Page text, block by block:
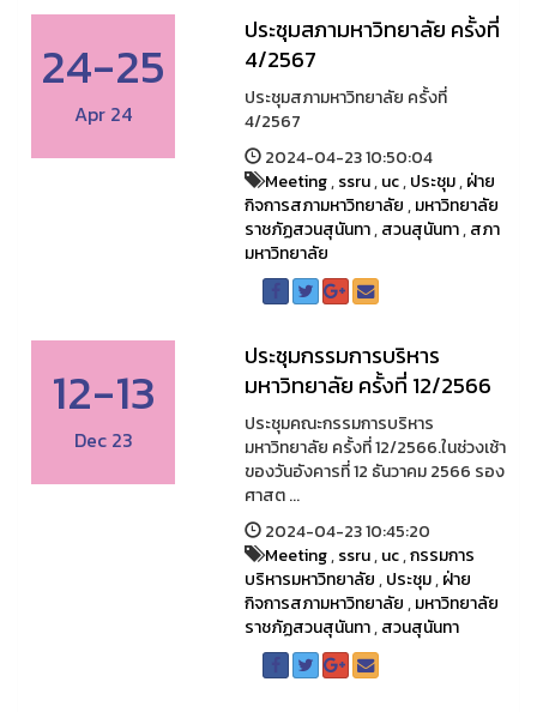
24-25
Apr 24
ประชุมสภามหาวิทยาลัย ครั้งที่
4/2567
ประชุมสภามหาวิทยาลัย ครั้งที่
4/2567
2024-04-23 10:50:04
Meeting,ssru,uc,ประชุม,ฝ่าย
กิจการสภามหาวิทยาลัย,มหาวิทยาลัย
ราชภัฏสวนสุนันทา,สวนสุนันทา,สภา
มหาวิทยาลัย
12-13
Dec 23
ประชุมกรรมการบริหาร
มหาวิทยาลัย ครั้งที่ 12/2566
ประชุมคณะกรรมการบริหาร
มหาวิทยาลัย ครั้งที่ 12/2566.ในช่วงเช้า
ของวันอังคารที่ 12 ธันวาคม 2566 รอง
ศาสต ...
2024-04-23 10:45:20
Meeting,ssru,uc,กรรมการ
บริหารมหาวิทยาลัย,ประชุม,ฝ่าย
กิจการสภามหาวิทยาลัย,มหาวิทยาลัย
ราชภัฏสวนสุนันทา,สวนสุนันทา